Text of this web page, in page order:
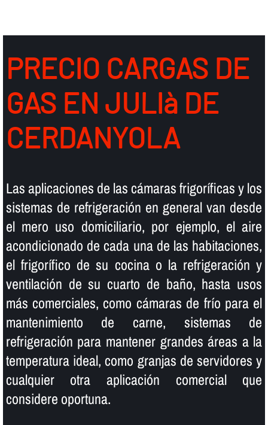
PRECIO CARGAS DE
GAS EN JULIà DE
CERDANYOLA
Las aplicaciones de las cámaras frigorí­ficas y los
sistemas de refrigeración en general van desde
el mero uso domiciliario, por ejemplo, el aire
acondicionado de cada una de las habitaciones,
el frigorí­fico de su cocina o la refrigeración y
ventilación de su cuarto de baño, hasta usos
más comerciales, como cámaras de frí­o para el
mantenimiento de carne, sistemas de
refrigeración para mantener grandes áreas a la
temperatura ideal, como granjas de servidores y
cualquier otra aplicación comercial que
considere oportuna.